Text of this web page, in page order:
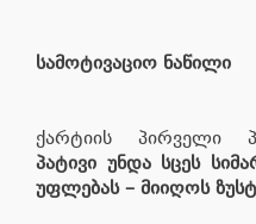
სამოტივაციო ნაწილი
ქარტიის პირველი
პატივი უნდა სცეს
უფლებას – მიიღოს